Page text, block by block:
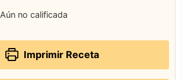
Aún no calificada
Imprimir Receta